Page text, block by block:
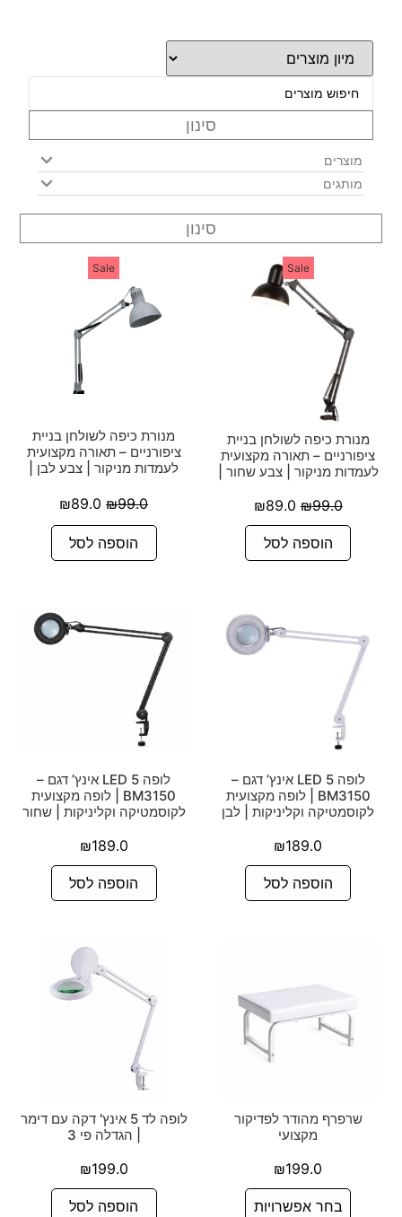
סינון
מוצרים
מותגים
סינון
Sale
מנורת כיפה לשולחן בניית
ציפורניים – תאורה מקצועית
לעמדות מניקור | צבע שחור |
₪99.0
₪89.0
הוספה לסל
Sale
מנורת כיפה לשולחן בניית
ציפורניים – תאורה מקצועית
לעמדות מניקור | צבע לבן |
₪99.0
₪89.0
הוספה לסל
לופה LED 5 אינץ’ דגם –
BM3150 | לופה מקצועית
לקוסמטיקה וקליניקות | לבן
₪189.0
הוספה לסל
לופה LED 5 אינץ’ דגם –
BM3150 | לופה מקצועית
לקוסמטיקה וקליניקות | שחור
₪189.0
הוספה לסל
שרפרף מהודר לפדיקור
מקצועי
₪199.0
בחר אפשרויות
לופה לד 5 אינץ' דקה עם דימר
| הגדלה פי 3
₪199.0
הוספה לסל